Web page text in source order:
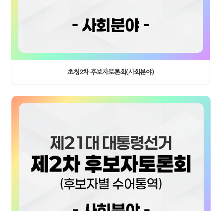
새로운 시작에 대한민국의 미래를 맡겨주십시오. 저 이준석이 정치
교체, 세대교체, 시대 교체를 반드시 이루어내겠습니다.
▷ 전종환/사회자: 고맙습니다. 오늘 정치 분야 토론 모두 세 가지
주제를 준비했습니다. 첫 번째 주제는 사회자 공통질문에 답변을 해주고
시간총량제토론으로 진행이 됩니다. 이어서 두 가지 주제에 관한
드리면서 토론회는 마무리가 됩니다. 주어진 발언 시간 끝나면 마이크
시작해 보겠습니다. 첫 번째 주제, 정치 양극화 해소 방안입니다. 먼저
사회자 공통질문 드리겠습니다. 현재 우리 사회는 정치 양극화와 이념
갈등이 심각한 수준입니다. 정치가 이를 극복하고 통합하는 역할을 하지
못하고 있다는 비판이 큰데요. 각종 매체를 통해 확산되는 가짜 뉴스와
혐오를 부추기는 행태는 우리 사회 양극화를 더욱 심화시키고 있습니다.
후보들은 이런 정치 양극화를 해소하기 위한 방안으로 어떤 것들을
생각하고 있는지 들어보겠습니다. 답변 시간은 1분 30초입니다. 먼저
초청2차 후보자토론회(사회분야)